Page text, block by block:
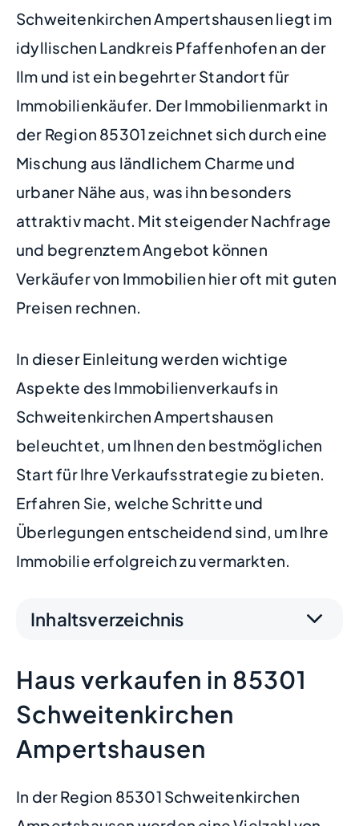
Schweitenkirchen Ampertshausen liegt im
idyllischen Landkreis Pfaffenhofen an der
Ilm und ist ein begehrter Standort für
Immobilienkäufer. Der Immobilienmarkt in
der Region 85301 zeichnet sich durch eine
Mischung aus ländlichem Charme und
urbaner Nähe aus, was ihn besonders
attraktiv macht. Mit steigender Nachfrage
und begrenztem Angebot können
Verkäufer von Immobilien hier oft mit guten
Preisen rechnen.
In dieser Einleitung werden wichtige
Aspekte des Immobilienverkaufs in
Schweitenkirchen Ampertshausen
beleuchtet, um Ihnen den bestmöglichen
Start für Ihre Verkaufsstrategie zu bieten.
Erfahren Sie, welche Schritte und
Überlegungen entscheidend sind, um Ihre
Immobilie erfolgreich zu vermarkten.
Inhaltsverzeichnis
Haus verkaufen in 85301
Schweitenkirchen
Ampertshausen
In der Region 85301 Schweitenkirchen